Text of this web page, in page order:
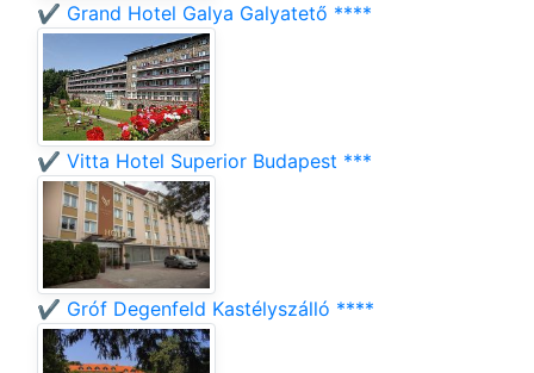
✔️ Grand Hotel Galya Galyatető ****
✔️ Vitta Hotel Superior Budapest ***
✔️ Gróf Degenfeld Kastélyszálló ****